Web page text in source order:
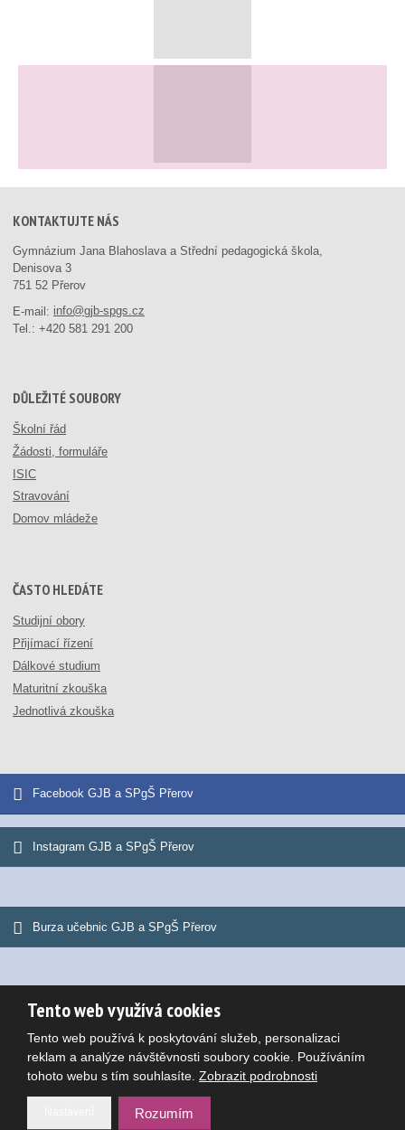
KONTAKTUJTE NÁS
Gymnázium Jana Blahoslava a Střední pedagogická škola,
Denisova 3
751 52 Přerov
E-mail: info@gjb-spgs.cz
Tel.:+420 581 291 200
DŮLEŽITÉ SOUBORY
Školní řád
Žádosti, formuláře
ISIC
Stravování
Domov mládeže
ČASTO HLEDÁTE
Studijní obory
Přijímací řízení
Dálkové studium
Maturitní zkouška
Jednotlivá zkouška
Facebook GJB a SPgŠ Přerov
Instagram GJB a SPgŠ Přerov
Burza učebnic GJB a SPgŠ Přerov
Mapa stránek |Podmínky použití
VYROBILA
Tento web využívá cookies
Tento web používá k poskytování služeb, personalizaci
reklam a analýze návštěvnosti soubory cookie. Používáním
tohoto webu s tím souhlasíte. Zobrazit podrobnosti
Rozumím
Potřebujete poradit?